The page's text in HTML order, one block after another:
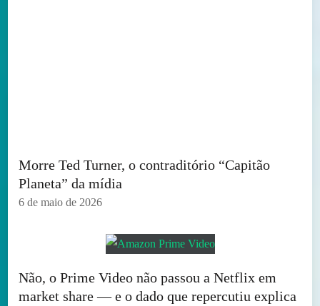
Morre Ted Turner, o contraditório “Capitão
Planeta” da mídia
6 de maio de 2026
Não, o Prime Video não passou a Netflix em
market share — e o dado que repercutiu explica